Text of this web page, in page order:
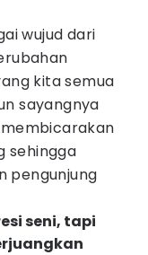
wujud dari
kita semua
sayangnya
sehingga
pengunjung
seni, tapi